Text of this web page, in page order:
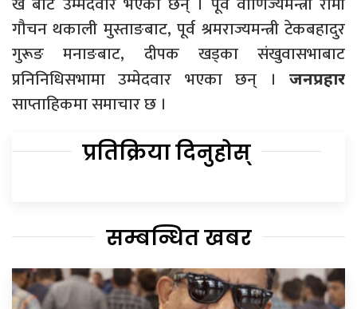
गौचन थकाली मुस्ताङबाट, पूर्व श्रमराज्यमन्त्री टेकबहादुर
गुरूङ मनाङबाट, दीपक खड्का संखुवासभाबाट
प्रनिनिधिसभामा उम्मेदवार भएका छन् ।
जनप्रहार
साप्ताहिकमा समाचार छ ।
प्रतिक्रिया दिनुहोस्
सम्बन्धित खबर